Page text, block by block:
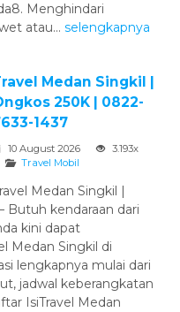
Menghindari
atau... selengkapnya
Medan Singkil |
250K | 0822-
1437
10 August 2026
3.193x
Travel Mobil
Medan Singkil |
Butuh kendaraan dari
kini dapat
Medan Singkil di
lengkapnya mulai dari
jadwal keberangkatan
IsiTravel Medan